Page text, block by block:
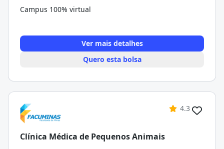
Campus 100% virtual
Ver mais detalhes
Quero esta bolsa
4.3
Clínica Médica de Pequenos Animais